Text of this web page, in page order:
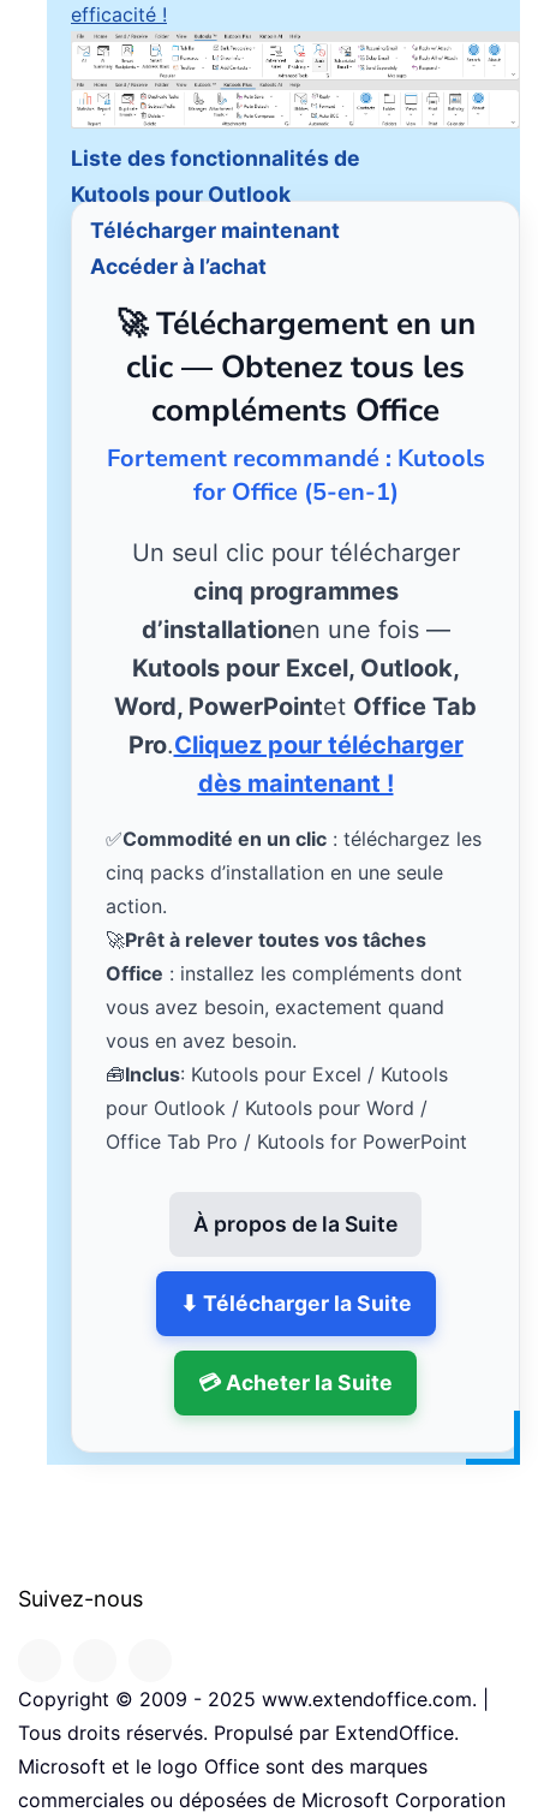
efficacité !
Liste des fonctionnalités de
Kutools pour Outlook
Télécharger maintenant
Accéder à l’achat
🚀 Téléchargement en un
clic — Obtenez tous les
compléments Office
Fortement recommandé : Kutools
for Office (5-en-1)
Un seul clic pour télécharger
cinq programmes
d’installationen une fois —
Kutools pour Excel, Outlook,
Word, PowerPointet Office Tab
Pro.Cliquez pour télécharger
dès maintenant !
✅Commodité en un clic : téléchargez les
cinq packs d’installation en une seule
action.
🚀Prêt à relever toutes vos tâches
Office : installez les compléments dont
vous avez besoin, exactement quand
vous en avez besoin.
🧰Inclus: Kutools pour Excel / Kutools
pour Outlook / Kutools pour Word /
Office Tab Pro / Kutools for PowerPoint
À propos de la Suite
⬇ Télécharger la Suite
💳 Acheter la Suite
Suivez-nous
Copyright © 2009 - 2025 www.extendoffice.com. |
Tous droits réservés. Propulsé par ExtendOffice.
Microsoft et le logo Office sont des marques
commerciales ou déposées de Microsoft Corporation